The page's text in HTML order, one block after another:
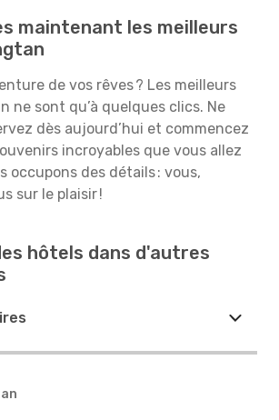
maintenant les meilleurs
de vos rêves ? Les meilleurs
ne sont qu’à quelques clics. Ne
dès aujourd’hui et commencez
incroyables que vous allez
occupons des détails : vous,
sur le plaisir !
hôtels dans d'autres